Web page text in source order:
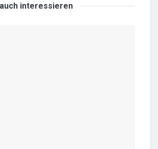
interessieren